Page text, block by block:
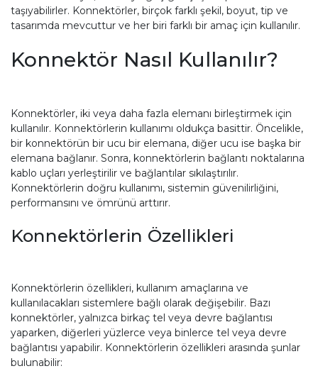
taşıyabilirler. Konnektörler, birçok farklı şekil, boyut, tip ve
tasarımda mevcuttur ve her biri farklı bir amaç için kullanılır.
Konnektör Nasıl Kullanılır?
Konnektörler, iki veya daha fazla elemanı birleştirmek için
kullanılır. Konnektörlerin kullanımı oldukça basittir. Öncelikle,
bir konnektörün bir ucu bir elemana, diğer ucu ise başka bir
elemana bağlanır. Sonra, konnektörlerin bağlantı noktalarına
kablo uçları yerleştirilir ve bağlantılar sıkılaştırılır.
Konnektörlerin doğru kullanımı, sistemin güvenilirliğini,
performansını ve ömrünü arttırır.
Konnektörlerin Özellikleri
Konnektörlerin özellikleri, kullanım amaçlarına ve
kullanılacakları sistemlere bağlı olarak değişebilir. Bazı
konnektörler, yalnızca birkaç tel veya devre bağlantısı
yaparken, diğerleri yüzlerce veya binlerce tel veya devre
bağlantısı yapabilir. Konnektörlerin özellikleri arasında şunlar
bulunabilir: